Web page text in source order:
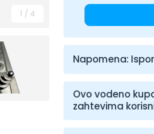
1 / 4
Napomena:
Ovo vodeno
zahtevima